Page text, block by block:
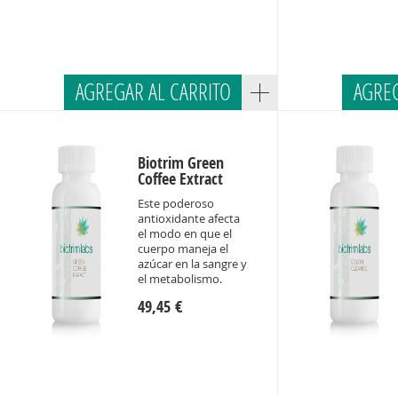
AGREGAR AL CARRITO
Biotrim Green
Coffee Extract
Este poderoso
antioxidante afecta
el modo en que el
cuerpo maneja el
azúcar en la sangre y
el metabolismo.
49,45 €